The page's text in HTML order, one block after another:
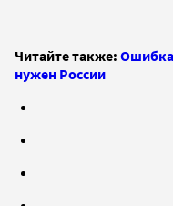
Читайте также: Ошибка
нужен России